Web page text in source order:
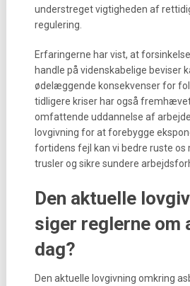
understreget vigtigheden af
regulering.
Erfaringerne har vist, at
handle på videnskabelige beviser
ødelæggende konsekvenser for
tidligere kriser har også
omfattende uddannelse af
lovgivning for at forebygge
fortidens fejl kan vi bedre ruste
trusler og sikre sundere
Den aktuelle
siger reglerne om
dag?
Den aktuelle lovgivning omkring